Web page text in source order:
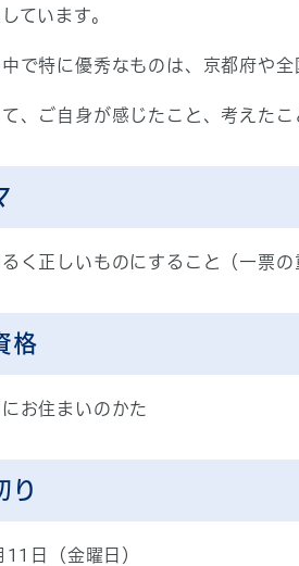
ています。
で特に優秀なものは、京都府や全
、ご自身が感じたこと、考えた
るく正しいものにすること（一票
格
お住まいのかた
り
日（金曜日）